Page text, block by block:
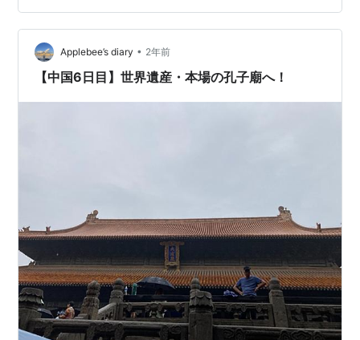
頃からはずっとPCの前。《読書覚書》ちのっぷすの読書
覚書 がアップできたのはいいけれど、こう何時間…
Applebee’s diary • 2年前
【中国6日目】世界遺産・本場の孔子廟へ！